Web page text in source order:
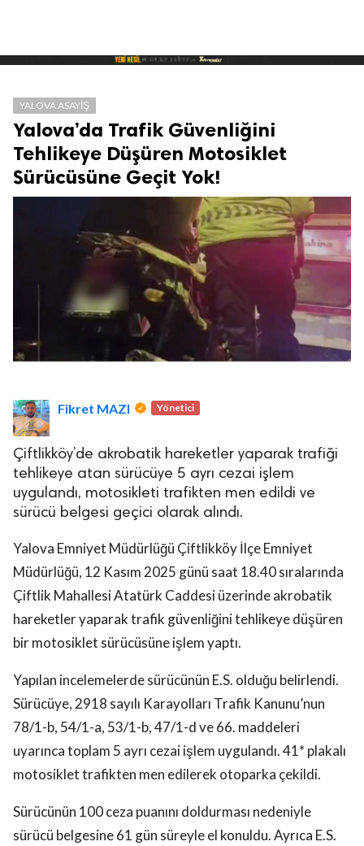
Asayiş
YALOVA ASAYIŞ
Yalova’da Trafik Güvenliğini
Tehlikeye Düşüren Motosiklet
Sürücüsüne Geçit Yok!
Fikret MAZI Yönetici
Çiftlikköy’de akrobatik hareketler yaparak trafiği
tehlikeye atan sürücüye 5 ayrı cezai işlem
uygulandı, motosikleti trafikten men edildi ve
sürücü belgesi geçici olarak alındı.
Yalova Emniyet Müdürlüğü Çiftlikköy İlçe Emniyet
Müdürlüğü, 12 Kasım 2025 günü saat 18.40 sıralarında
Çiftlik Mahallesi Atatürk Caddesi üzerinde akrobatik
hareketler yaparak trafik güvenliğini tehlikeye düşüren
bir motosiklet sürücüsüne işlem yaptı.
Yapılan incelemelerde sürücünün E.S. olduğu belirlendi.
Sürücüye, 2918 sayılı Karayolları Trafik Kanunu’nun
78/1-b, 54/1-a, 53/1-b, 47/1-d ve 66. maddeleri
uyarınca toplam 5 ayrı cezai işlem uygulandı. 41* plakalı
motosiklet trafikten men edilerek otoparka çekildi.
Sürücünün 100 ceza puanını doldurması nedeniyle
sürücü belgesine 61 gün süreyle el konuldu. Ayrıca E.S.